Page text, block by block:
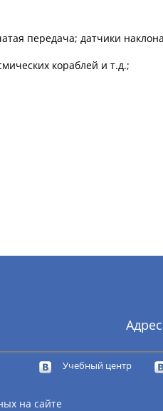
передача; датчики
кораблей и т.д.;
Учебный центр
на сайте